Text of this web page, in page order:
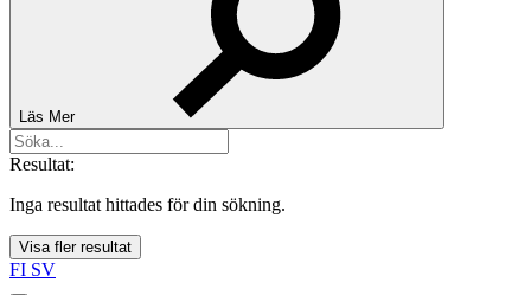
Läs Mer
Resultat:
Inga resultat hittades för din sökning.
Visa fler resultat
FI SV